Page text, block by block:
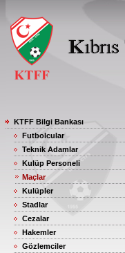
KTFF Bilgi Bankası
Futbolcular
Teknik Adamlar
Kulüp Personeli
Maçlar
Kulüpler
Stadlar
Cezalar
Hakemler
Gözlemciler